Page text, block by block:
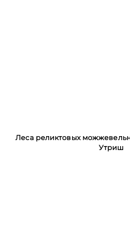
Леса реликтовых
Утриш